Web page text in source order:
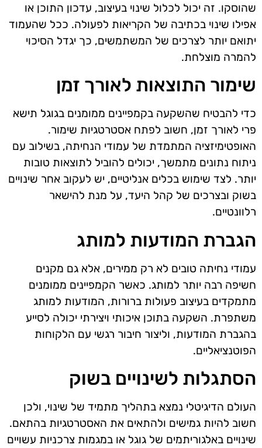
שהוסקו. זה יכול לכלול שינוי בעיצוב, עדכון התוכן או
אפילו שינוי בכתיבה של הקריאות לפעולה. ככל שהעמוד
יתואם יותר לצרכים של המשתמשים, כך יגדל הסיכוי
להמרה מוצלחת.
שימור התוצאות לאורך זמן
כדי להבטיח שהשקעה בקמפיינים ממומנים בגוגל תישא
פרי לאורך זמן, חשוב לפתח אסטרטגיות שימור.
האופטימיזציה המתמדת של עמודי הנחיתה, בשילוב עם
ניתוח נתונים מתמשך, יכולים להוביל לתוצאות טובות
יותר. לצד שימוש בכלים אנליטיים, יש לעקוב אחר שינויים
בשוק ובצרכים של קהל היעד, על מנת להישאר
רלוונטיים.
הגברת המודעות למותג
עמודי נחיתה טובים לא רק ממירים, אלא גם מקנים
חשיפה רבה יותר למותג. כאשר הקמפיינים ממומנים
מתמקדים בעיצוב פעולות ברורות, המודעות למותג
משתפרת. השקעה בתוכן איכותי ויצירתי יכולה לסייע
בהגברת המודעות, וליצור חיבור רגשי עם הלקוחות
הפוטנציאליים.
הסתגלות לשינויים בשוק
העולם הדיגיטלי נמצא בתהליך מתמיד של שינוי, ולכן
חשוב להיות גמישים ולהתאים את האסטרטגיות בהתאם.
שינויים באלגוריתמים של גוגל או במגמות צרכניות עשויים